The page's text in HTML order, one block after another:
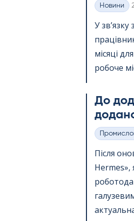
Категорії
Новини
У
місяці
робоче
До
Категорії
Після
Her­mes»,